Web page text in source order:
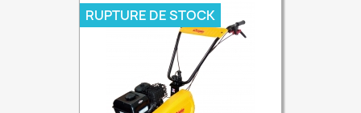
RUPTURE DE STOCK